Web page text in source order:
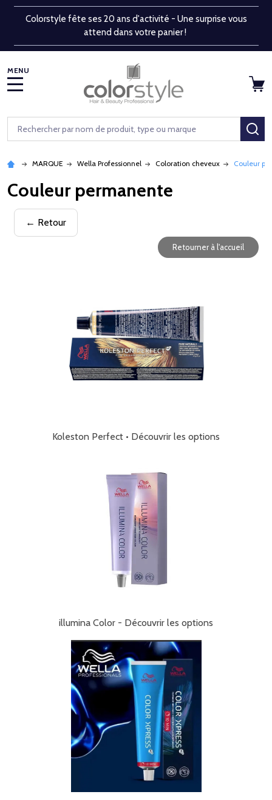
Colorstyle fête ses 20 ans d'activité - Une surprise vous
attend dans votre panier !
Rechercher
MARQUE Wella Professionnel Coloration cheveux Couleur
Couleur permanente
← Retour
Retourner à l'accueil
Koleston Perfect • Découvrir les options
illumina Color - Découvrir les options